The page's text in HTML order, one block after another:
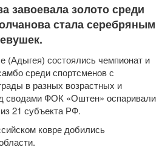
завоевала золото среди
стала серебряным
(Адыгея) состоялись чемпионат и
среди спортсменов с
в разных возрастных и
сводами ФОК «Оштен» оспаривали
21 субъекта РФ.
ковре добились